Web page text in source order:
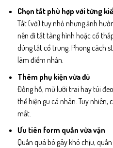
Chọn tất phù hợp với từng
Tất (vớ) tuy nhỏ nhưng ảnh
nên đi tất tàng hình hoặc cổ
dùng tất cổ trung. Phong cách
làm điểm nhấn.
Thêm phụ kiện vừa đủ
Đồng hồ, mũ lưỡi trai hay túi
thể hiện gu cá nhân. Tuy nhiên,
mắt.
Ưu tiên form quần vừa vặn
Quần quá bó gây khó chịu,